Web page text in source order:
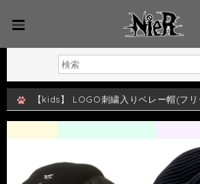
【kids】 LOGO刺繍入りベレー帽(フ